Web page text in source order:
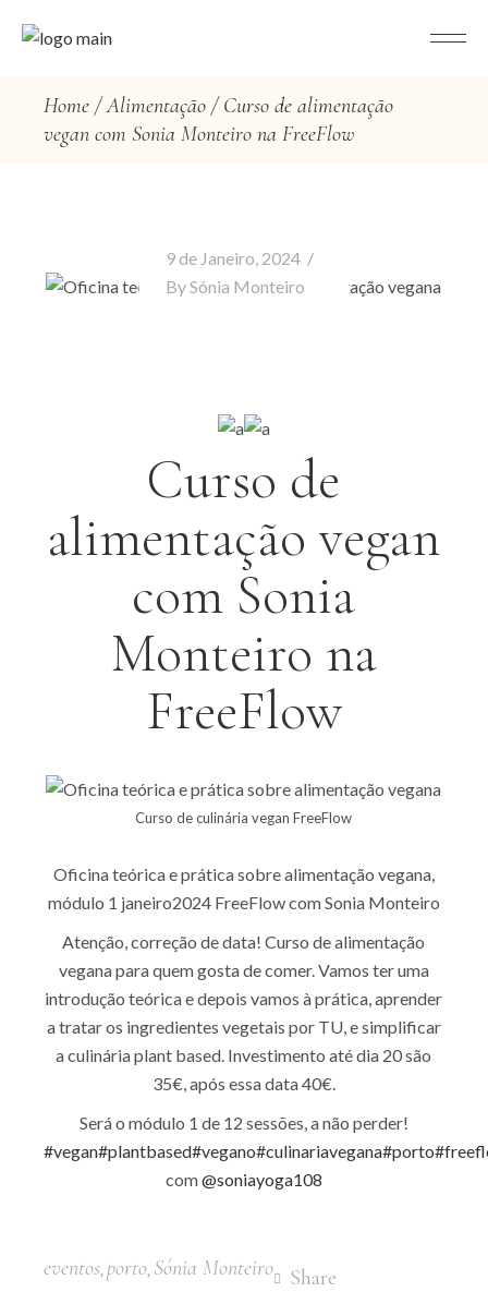
Home Alimentação
Curso de alimentação
vegan com Sonia Monteiro na FreeFlow
9 de Janeiro, 2024
BySónia Monteiro
Curso de
alimentação vegan
com Sonia
Monteiro na
FreeFlow
Curso de culinária vegan FreeFlow
Oficina teórica e prática sobre alimentação vegana,
módulo 1 janeiro2024 FreeFlow com Sonia Monteiro
Atenção, correção de data! Curso de alimentação
vegana para quem gosta de comer. Vamos ter uma
introdução teórica e depois vamos à prática, aprender
a tratar os ingredientes vegetais por TU, e simplificar
a culinária plant based. Investimento até dia 20 são
35€, após essa data 40€.
Será o módulo 1 de 12 sessões, a não perder!
#vegan#plantbased#vegano#culinariavegana#porto
com@soniayoga108
eventos, porto, Sónia Monteiro Share